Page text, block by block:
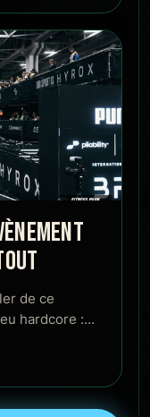
de ce
hardcore :…